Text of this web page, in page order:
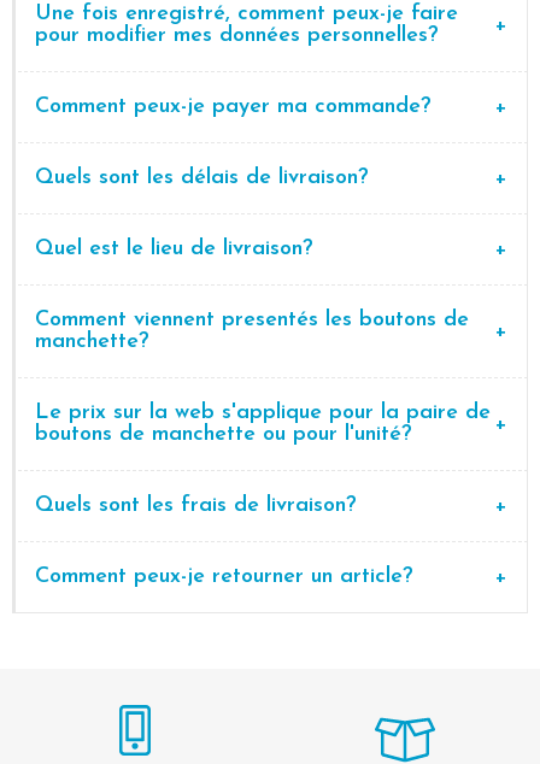
Une fois enregistré, comment peux-je faire
pour modifier mes données personnelles?
Comment peux-je payer ma commande?
Quels sont les délais de livraison?
Quel est le lieu de livraison?
Comment viennent presentés les boutons de
manchette?
Le prix sur la web s'applique pour la paire de
boutons de manchette ou pour l'unité?
Quels sont les frais de livraison?
Comment peux-je retourner un article?